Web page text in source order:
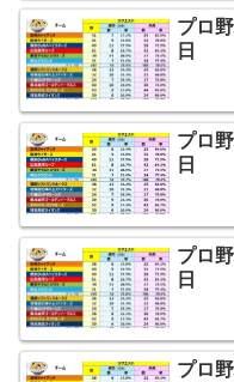
プロ
日
プロ
日
プロ
日
プロ